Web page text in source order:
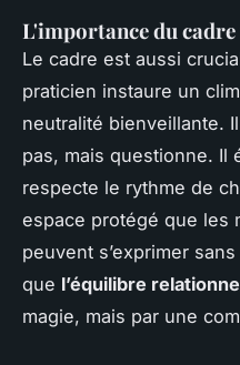
L'importance du
Le cadre est aussi
praticien instaure un
neutralité bienveillante.
pas, mais questionne. Il
respecte le rythme de
espace protégé que les
peuvent s’exprimer
que l’équilibre
magie, mais par une